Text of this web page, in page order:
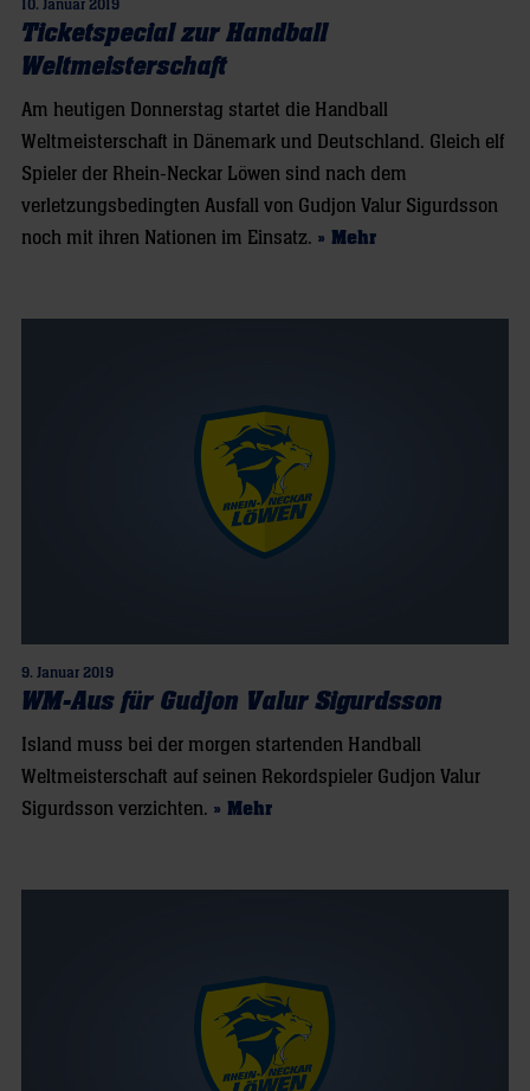
10. Januar 2019
Ticketspecial zur Handball
Weltmeisterschaft
Am heutigen Donnerstag startet die Handball
Weltmeisterschaft in Dänemark und Deutschland. Gleich elf
Spieler der Rhein-Neckar Löwen sind nach dem
verletzungsbedingten Ausfall von Gudjon Valur Sigurdsson
noch mit ihren Nationen im Einsatz. » Mehr
9. Januar 2019
WM-Aus für Gudjon Valur Sigurdsson
Island muss bei der morgen startenden Handball
Weltmeisterschaft auf seinen Rekordspieler Gudjon Valur
Sigurdsson verzichten. » Mehr